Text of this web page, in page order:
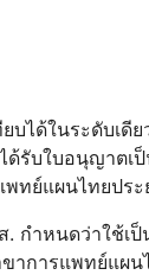
ได้ในระดับเดี
รับใบอนุญาต
พทย์แผนไทยปร
าหนดว่าใช้เ
การแพทย์แผน